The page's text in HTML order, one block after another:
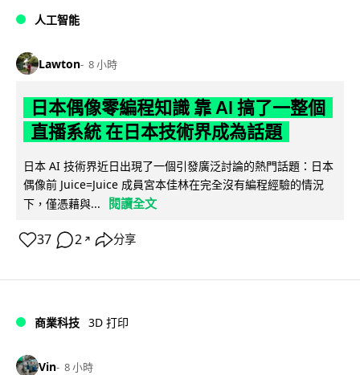
人工智能
Lawton 8 小時
日本偶像零編程知識 靠 AI 搞了一整個
直播系統 在日本技術界成為話題
日本 AI 技術界近日出現了一個引發廣泛討論的熱門話題：日本
偶像前 Juice=Juice 成員宮本佳林在完全沒有編程經驗的情況
下，僅憑藉與...
閱讀全文
37 2 ↗ 分享
商業科技 3D 打印
Vin 8 小時